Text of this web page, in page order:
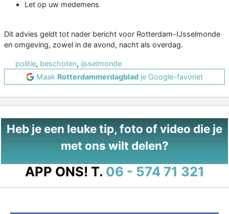
Let op uw medemens
Dit advies geldt tot nader bericht voor Rotterdam-IJsselmonde
en omgeving, zowel in de avond, nacht als overdag.
politie, beschoten, ijsselmonde
Maak Rotterdammerdagblad je Google-favoriet
Heb je een leuke tip, foto of video die je
met ons wilt delen?
APP ONS! T. 06 - 574 71 321